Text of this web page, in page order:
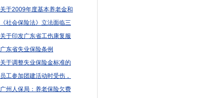
关于2009年度基本养老金和
《社会保险法》立法面临三
关于印发广东省工伤康复服
广东省失业保险条例
关于调整失业保险金标准的
员工参加团建活动时受伤，
广州人保局：养老保险欠费